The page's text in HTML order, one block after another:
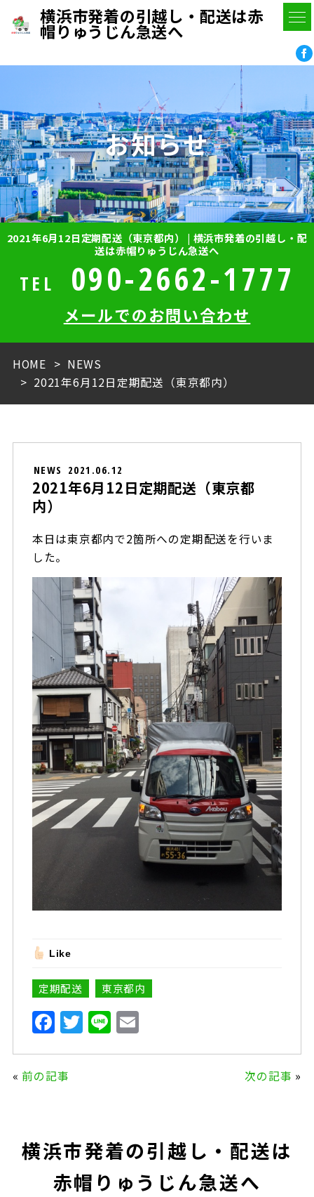
横浜市発着の引越し・配送は赤
帽りゅうじん急送へ
お知らせ
2021年6月12日定期配送（東京都内） | 横浜市発着の引越し・配
送は赤帽りゅうじん急送へ
TEL 090-2662-1777
メールでのお問い合わせ
HOME
NEWS
2021年6月12日定期配送（東京都内）
NEWS 2021.06.12
2021年6月12日定期配送（東京都
内）
本日は東京都内で2箇所への定期配送を行いま
した。
Like
定期配送 東京都内
F
a
c
e
o
o
k
T
w
Li
n
E
« 前の記事 次の記事 »
横浜市発着の引越し・配送は
赤帽りゅうじん急送へ